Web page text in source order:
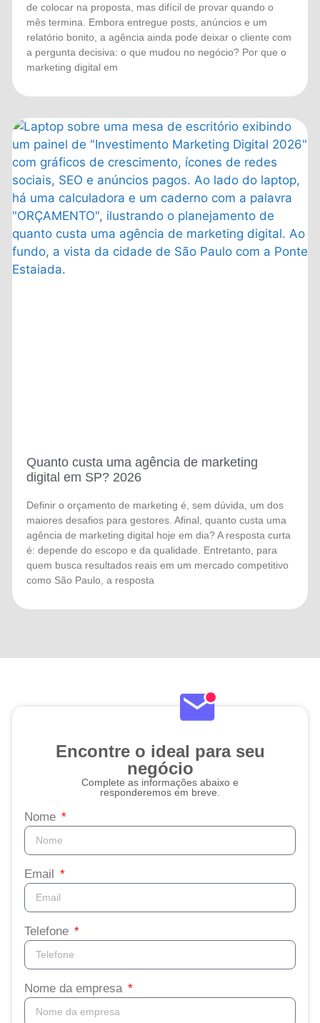
de colocar na proposta, mas difícil de provar quando o
mês termina. Embora entregue posts, anúncios e um
relatório bonito, a agência ainda pode deixar o cliente com
a pergunta decisiva: o que mudou no negócio? Por que o
marketing digital em
Quanto custa uma agência de marketing
digital em SP? 2026
Definir o orçamento de marketing é, sem dúvida, um dos
maiores desafios para gestores. Afinal, quanto custa uma
agência de marketing digital hoje em dia? A resposta curta
é: depende do escopo e da qualidade. Entretanto, para
quem busca resultados reais em um mercado competitivo
como São Paulo, a resposta
Encontre o ideal para seu
negócio
Complete as informações abaixo e
responderemos em breve.
Nome
Email
Telefone
Nome da empresa